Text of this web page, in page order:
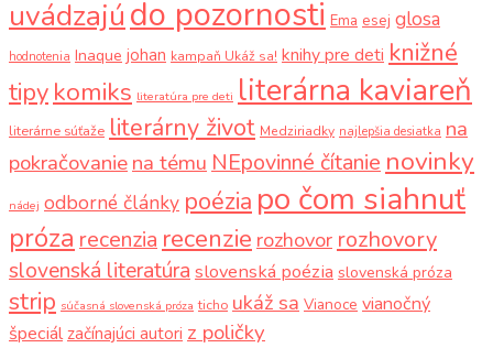
uvádzajúdo pozornosti Ema esej glosa
hodnotenia Inaque johan kampaň Ukáž sa! knihy pre deti knižné
tipy komiks literatúra pre deti literárna kaviareň
literárne súťaže literárny život Medziriadky najlepšia desiatka na
pokračovaniena tému NEpovinné čítanie novinky
nádej odborné články poézia po čom siahnuť
próza recenzia recenzie rozhovor rozhovory
slovenská literatúra slovenská poézia slovenská próza
strip súčasná slovenská próza ticho ukáž sa Vianoce vianočný
špeciál začínajúci autori z poličky